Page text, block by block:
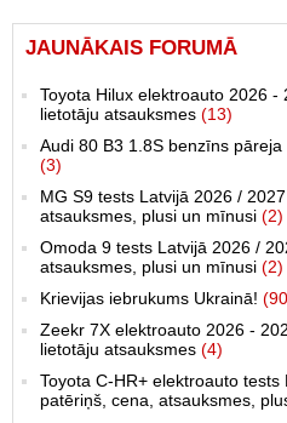
JAUNĀKAIS FORUMĀ
Toyota Hilux elektroauto 2026 -
lietotāju atsauksmes (13)
Audi 80 B3 1.8S benzīns
(3)
MG S9 tests Latvijā 2026 /
atsauksmes, plusi un mīnusi (2)
Omoda 9 tests Latvijā 2026 /
atsauksmes, plusi un mīnusi (2)
Krievijas iebrukums Ukrainā!
Zeekr 7X elektroauto 2026 -
lietotāju atsauksmes (4)
Toyota C-HR+ elektroauto
patēriņš, cena, atsauksmes,